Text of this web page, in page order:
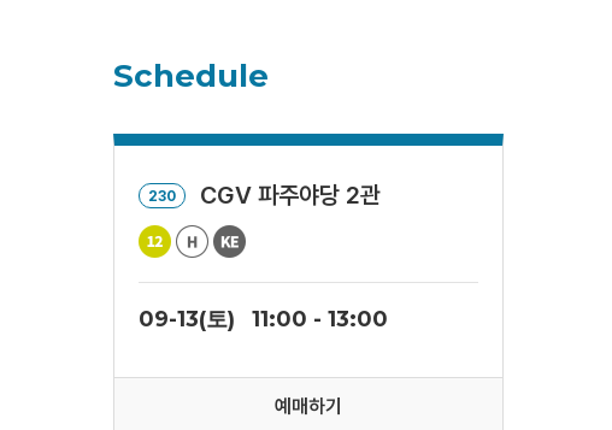
Schedule
230 CGV 파주야당 2관
09-13(토) 11:00 - 13:00
예매하기